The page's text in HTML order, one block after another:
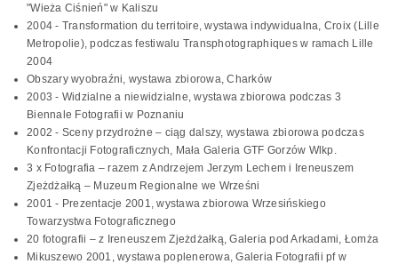
"Wieża Ciśnień" w Kaliszu
2004 - Transformation du territoire, wystawa indywidualna, Croix (Lille
Metropolie), podczas festiwalu Transphotographiques w ramach Lille
2004
Obszary wyobraźni, wystawa zbiorowa, Charków
2003 - Widzialne a niewidzialne, wystawa zbiorowa podczas 3
Biennale Fotografii w Poznaniu
2002 - Sceny przydrożne – ciąg dalszy, wystawa zbiorowa podczas
Konfrontacji Fotograficznych, Mała Galeria GTF Gorzów Wlkp.
3 x Fotografia – razem z Andrzejem Jerzym Lechem i Ireneuszem
Zjeżdżałką – Muzeum Regionalne we Wrześni
2001 - Prezentacje 2001, wystawa zbiorowa Wrzesińskiego
Towarzystwa Fotograficznego
20 fotografii – z Ireneuszem Zjeżdżałką, Galeria pod Arkadami, Łomża
Mikuszewo 2001, wystawa poplenerowa, Galeria Fotografii pf w